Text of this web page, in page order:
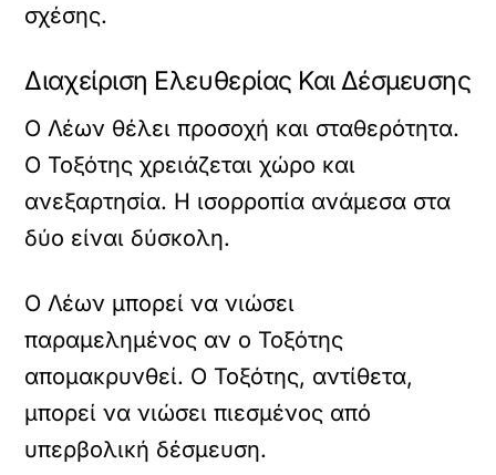
σχέσης.
Διαχείριση Ελευθερίας Και Δέσμευσης
Ο Λέων θέλει προσοχή και σταθερότητα.
Ο Τοξότης χρειάζεται χώρο και
ανεξαρτησία. Η ισορροπία ανάμεσα στα
δύο είναι δύσκολη.
Ο Λέων μπορεί να νιώσει
παραμελημένος αν ο Τοξότης
απομακρυνθεί. Ο Τοξότης, αντίθετα,
μπορεί να νιώσει πιεσμένος από
υπερβολική δέσμευση.